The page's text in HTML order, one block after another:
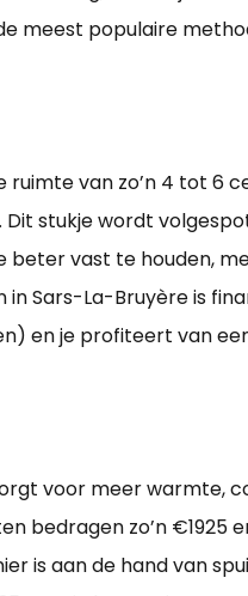
meest populaire
ruimte van zo’n 4 tot 6
stukje wordt
beter vast te houden,
in Sars-La-Bruyère is
en je profiteert van
voor meer warmte,
bedragen zo’n €1925
is aan de hand van